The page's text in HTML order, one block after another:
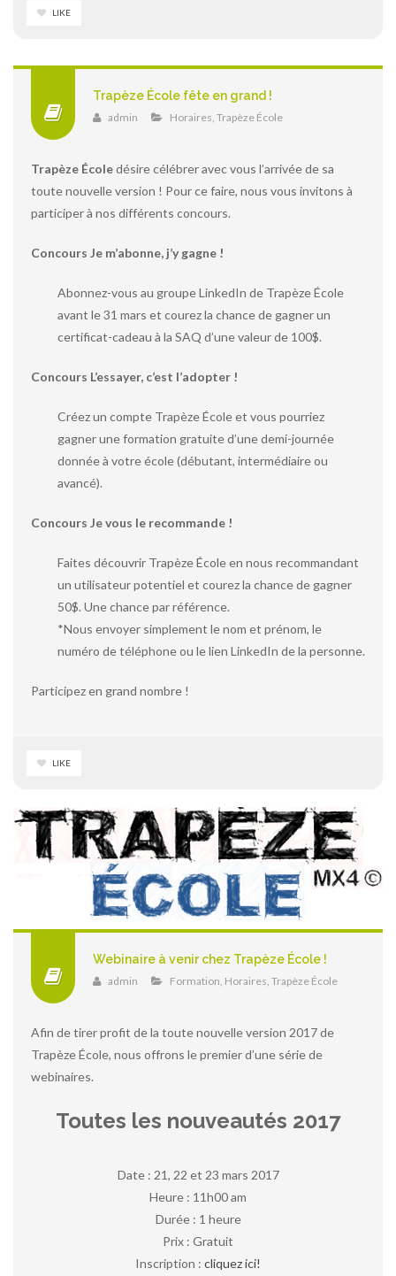
LIKE
Trapèze École fête en grand !
admin Horaires, Trapèze École
Trapèze Écoledésire célébrer avec vous l’arrivée de sa
toute nouvelle version ! Pour ce faire, nous vous invitons à
participer à nos différents concours.
Concours Je m’abonne, j’y gagne !
Abonnez-vous au groupe LinkedIn de Trapèze École
avant le 31 mars et courez la chance de gagner un
certificat-cadeau à la SAQ d’une valeur de 100$.
Concours L’essayer, c’est l’adopter !
Créez un compte Trapèze École et vous pourriez
gagner une formation gratuite d’une demi-journée
donnée à votre école (débutant, intermédiaire ou
avancé).
Concours Je vous le recommande !
Faites découvrir Trapèze École en nous recommandant
un utilisateur potentiel et courez la chance de gagner
50$. Une chance par référence.
*Nous envoyer simplement le nom et prénom, le
numéro de téléphone ou le lien LinkedIn de la personne.
Participez en grand nombre !
LIKE
Webinaire à venir chez Trapèze École !
admin Formation, Horaires, Trapèze École
Afin de tirer profit de la toute nouvelle version 2017 de
Trapèze École, nous offrons le premier d’une série de
webinaires.
Toutes les nouveautés 2017
Date : 21, 22 et 23 mars 2017
Heure : 11h00 am
Durée : 1 heure
Prix : Gratuit
Inscription : cliquez ici!